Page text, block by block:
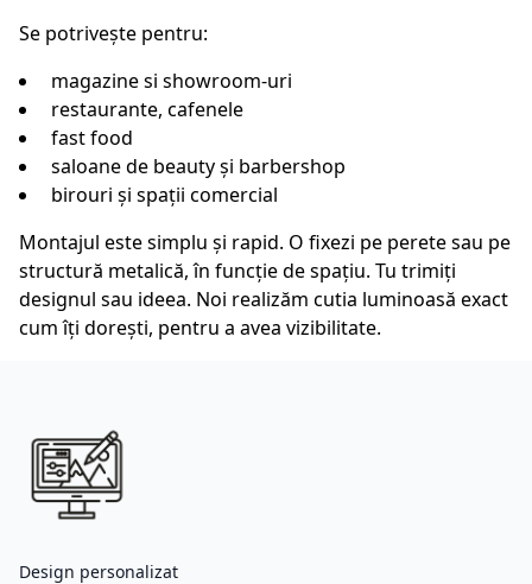
Se potrivește pentru:
magazine si showroom-uri
restaurante, cafenele
fast food
saloane de beauty și barbershop
birouri și spații comercial
Montajul este simplu și rapid. O fixezi pe perete sau pe
structură metalică, în funcție de spațiu. Tu trimiți
designul sau ideea. Noi realizăm cutia luminoasă exact
cum îți dorești, pentru a avea vizibilitate.
Design personalizat